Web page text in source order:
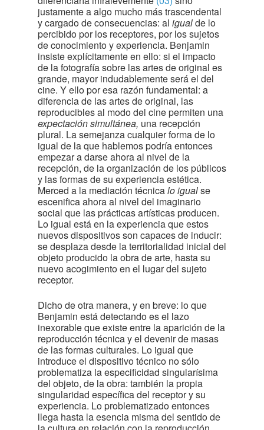
justamente a algo mucho más trascendental
y cargado de consecuencias: al igualde lo
percibido por los receptores, por los sujetos
de conocimiento y experiencia. Benjamin
insiste explícitamente en ello: si el impacto
de la fotografía sobre las artes de original es
grande, mayor indudablemente será el del
cine. Y ello por esa razón fundamental: a
diferencia de las artes de original, las
reproducibles al modo del cine permiten una
expectación simultánea, una recepción
plural. La semejanza cualquier forma de lo
igual de la que hablemos podría entonces
empezar a darse ahora al nivel de la
recepción, de la organización de los públicos
y las formas de su experiencia estética.
Merced a la mediación técnicalo igualse
escenifica ahora al nivel del imaginario
social que las prácticas artísticas producen.
Lo igual está en la experiencia que estos
nuevos dispositivos son capaces de inducir:
se desplaza desde la territorialidad inicial del
objeto producido la obra de arte, hasta su
nuevo acogimiento en el lugar del sujeto
receptor.
Dicho de otra manera, y en breve: lo que
Benjamin está detectando es el lazo
inexorable que existe entre la aparición de la
reproducción técnica y el devenir de masas
de las formas culturales. Lo igual que
introduce el dispositivo técnico no sólo
problematiza la especificidad singularísima
del objeto, de la obra: también la propia
singularidad específica del receptor y su
experiencia. Lo problematizado entonces
llega hasta la esencia misma del sentido de